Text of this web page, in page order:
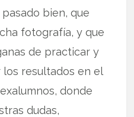
bien, que
fotografía, y que
de practicar y
los resultados en el
donde
dudas,